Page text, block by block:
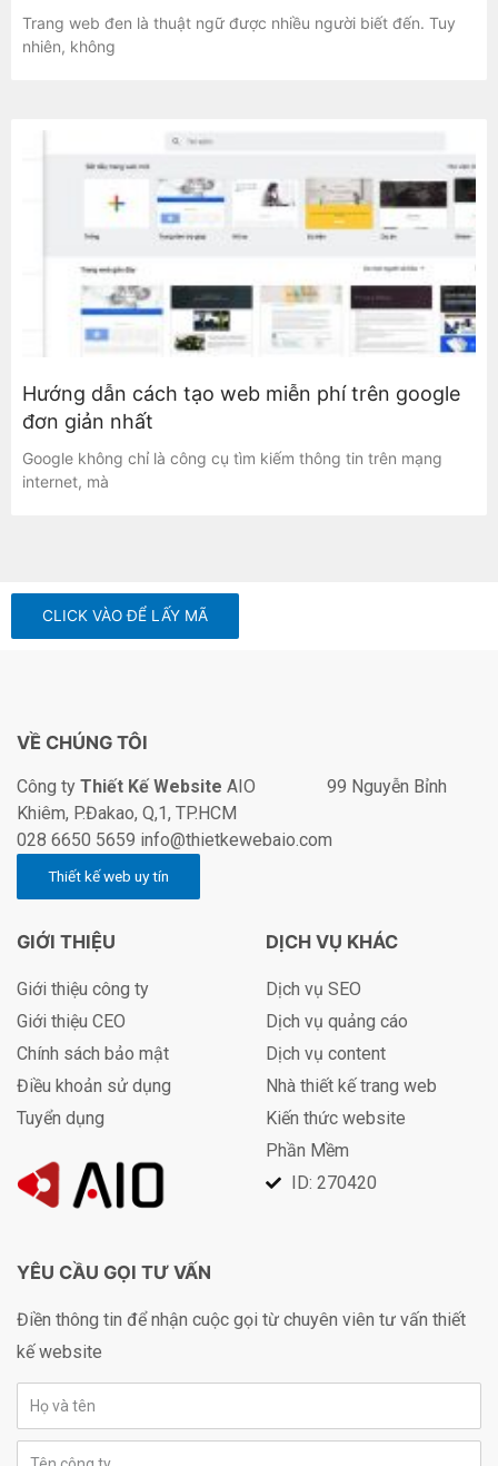
Trang web đen là thuật ngữ được nhiều người biết đến. Tuy
nhiên, không
Hướng dẫn cách tạo web miễn phí trên google
đơn giản nhất
Google không chỉ là công cụ tìm kiếm thông tin trên mạng
internet, mà
CLICK VÀO ĐỂ LẤY MÃ
VỀ CHÚNG TÔI
Công ty Thiết Kế Website AIO 99 Nguyễn Bỉnh
Khiêm, P.Đakao, Q,1, TP.HCM
028 6650 5659 info@thietkewebaio.com
GIỚI THIỆU
Giới thiệu công ty
Giới thiệu CEO
Chính sách bảo mật
Điều khoản sử dụng
Tuyển dụng
DỊCH VỤ KHÁC
Dịch vụ SEO
Dịch vụ quảng cáo
Dịch vụ content
Nhà thiết kế trang web
Kiến thức website
Phần Mềm
ID: 270420
YÊU CẦU GỌI TƯ VẤN
Điền thông tin để nhận cuộc gọi từ chuyên viên tư vấn thiết
kế website